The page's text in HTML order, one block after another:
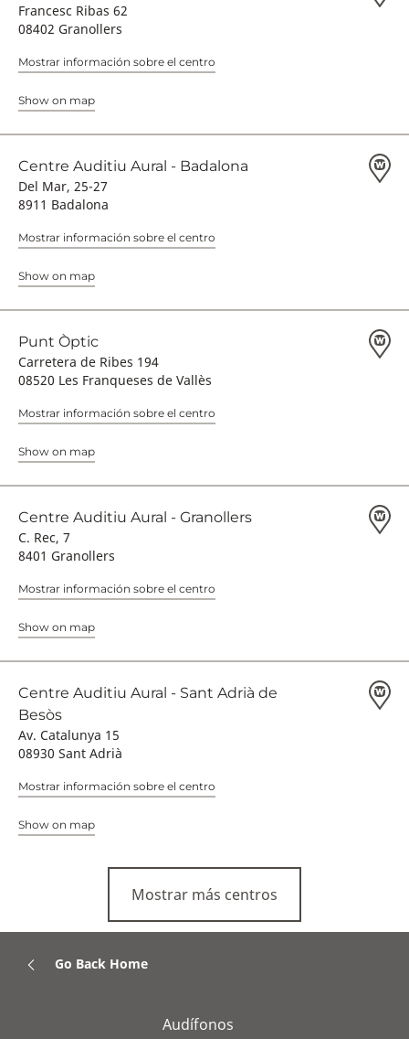
Francesc Ribas 62
08402 Granollers
Mostrar información sobre el centro
Show on map
Centre Auditiu Aural - Badalona
Del Mar, 25-27
8911 Badalona
Mostrar información sobre el centro
Show on map
Punt Òptic
Carretera de Ribes 194
08520 Les Franqueses de Vallès
Mostrar información sobre el centro
Show on map
Centre Auditiu Aural - Granollers
C. Rec, 7
8401 Granollers
Mostrar información sobre el centro
Show on map
Centre Auditiu Aural - Sant Adrià de
Besòs
Av. Catalunya 15
08930 Sant Adrià
Mostrar información sobre el centro
Show on map
Mostrar más centros
Go Back Home
Audífonos